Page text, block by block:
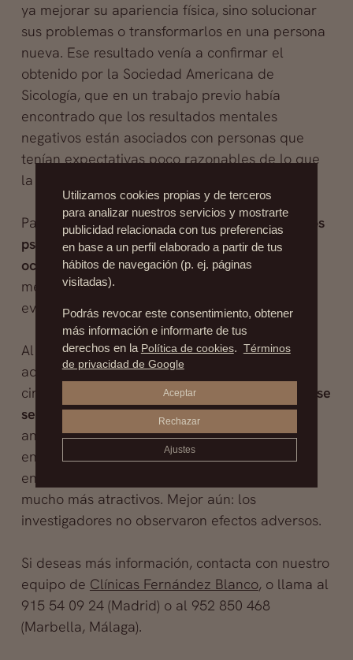
ya mejorar su apariencia física, sino solucionar
sus problemas o transformarlos en una persona
nueva. Ese resultado venía a confirmar el
obtenido por la Sociedad Americana de
Sicología, que en un trabajo previo había
encontrado que los resultados mentales
negativos están asociados con personas que
tenían expectativas poco razonables de lo que
la cirugía podía conseguir.
Para asegurar la precisión de los resultados,
los
psicólogos testaron a los pacientes en cuatro
ocasiones: antes de la cirugía y a los 3, 6 y 12
meses, de manera que pudieron comprobar la
evolución de los pacientes.
Al cabo, concluyeron que en comparación con
aquellos que habían decidido no someterse a
cirugía plástica,
quienes sí optaron por cirugía se
sentían más sanos, se mostraban menos
ansiosos,habían desarrollado su autoestima
encontraban que la parte del cuerpo operada
en particular, y su cuerpo en general, eran
mucho más atractivos. Mejor aún: los
investigadores no observaron efectos adversos.
Si deseas más información, contacta con nuestro
equipo de Clínicas Fernández Blanco, o llama al
915 54 09 24 (Madrid) o al 952 850 468
(Marbella, Málaga).
Utilizamos cookies propias y de terceros
para analizar nuestros servicios y mostrarte
publicidad relacionada con tus preferencias
en base a un perfil elaborado a partir de tus
hábitos de navegación (p. ej. páginas
visitadas).
Podrás revocar este consentimiento, obtener
más información e informarte de tus
derechos en la Política de cookies. Términos
de privacidad de Google
Aceptar
Rechazar
Ajustes